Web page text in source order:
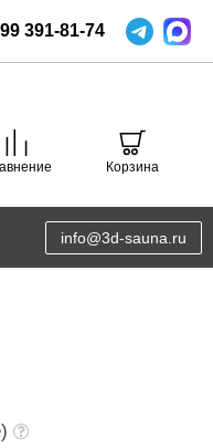
391-81-74
Корзина
info@3d-sauna.ru